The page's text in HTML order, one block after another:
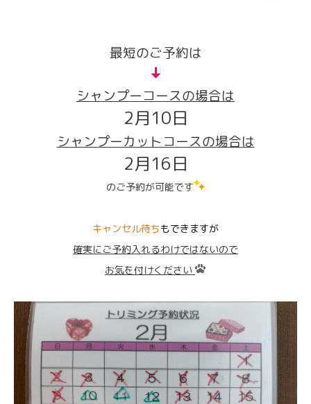
最短のご予約は
シャンプーコースの場合は
2月10日
シャンプーカットコースの場合は
2月16日
のご予約が可能です
キャンセル待ちもできますが
確実にご予約入れるわけではないので
お気を付けください